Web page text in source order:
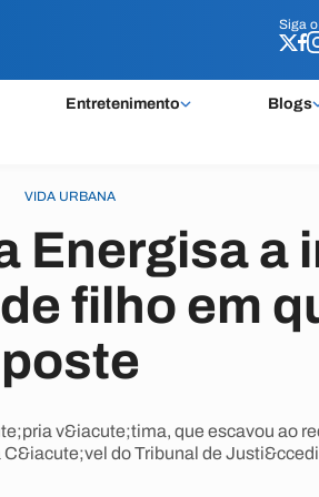
Siga o
Entretenimento Blogs
Siga o
VIDA URBANA
Energisa a
filho em
poste
v&iacute;tima, que escavou ao
do Tribunal de